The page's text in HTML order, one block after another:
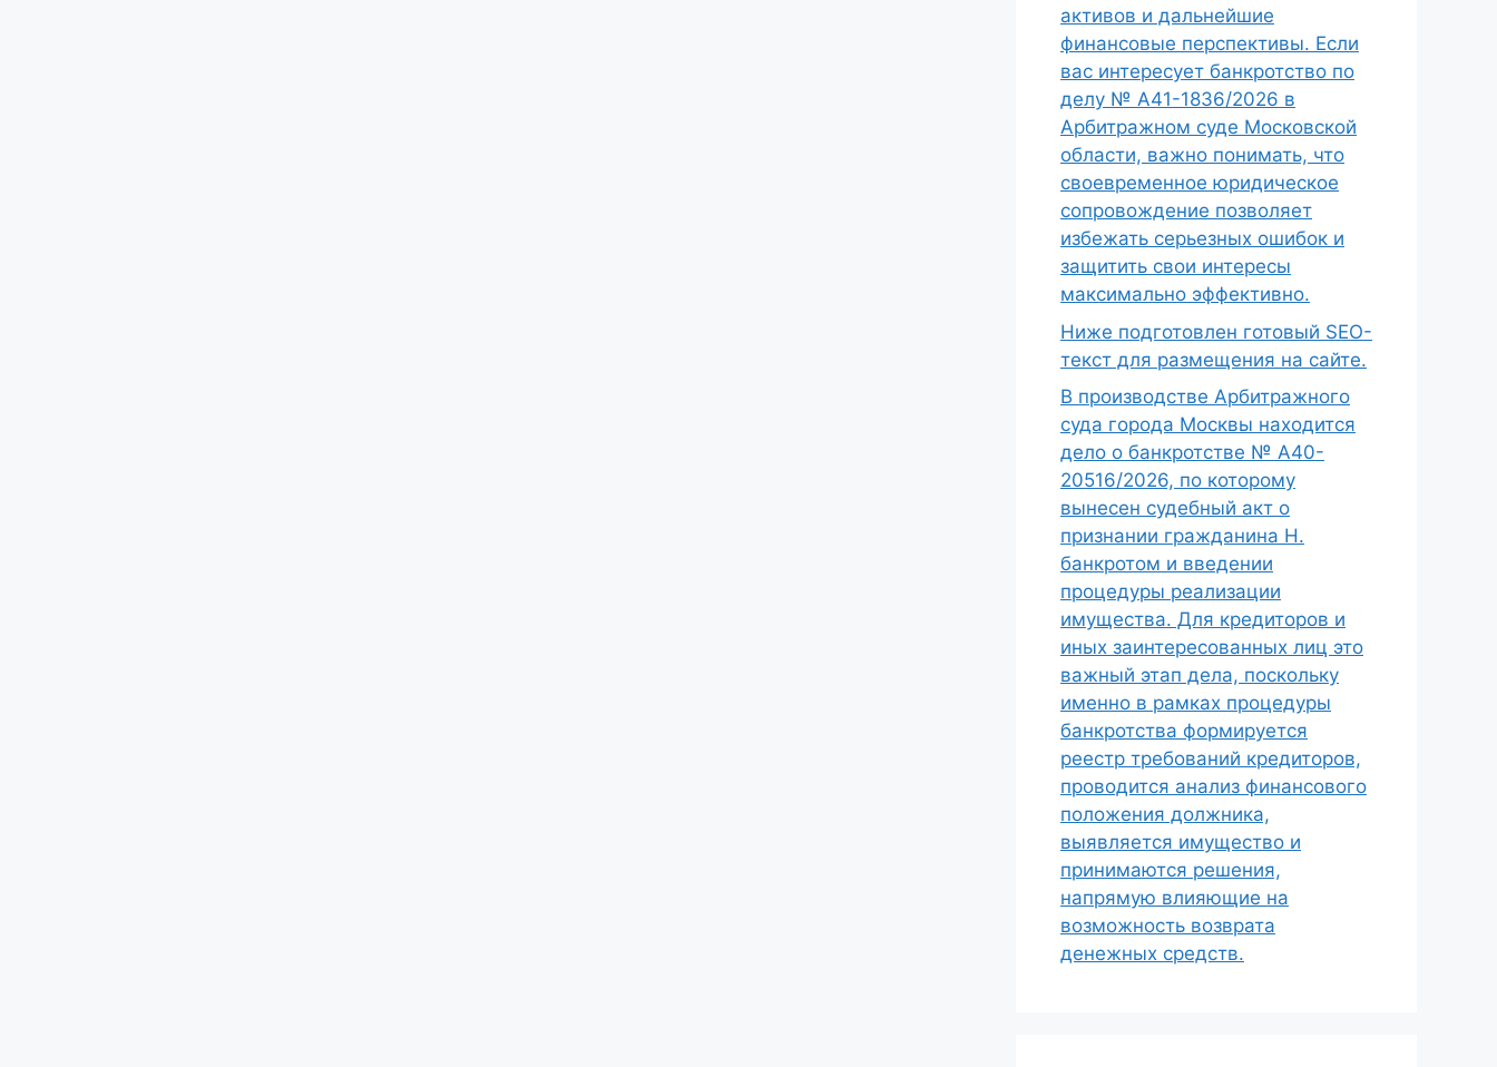
активов и дальнейшие
финансовые перспективы. Если
вас интересует банкротство по
делу № А41-1836/2026 в
Арбитражном суде Московской
области, важно понимать, что
своевременное юридическое
сопровождение позволяет
избежать серьезных ошибок и
защитить свои интересы
максимально эффективно.
Ниже подготовлен готовый SEO-
текст для размещения на сайте.
В производстве Арбитражного
суда города Москвы находится
дело о банкротстве № А40-
20516/2026, по которому
вынесен судебный акт о
признании гражданина Н.
банкротом и введении
процедуры реализации
имущества. Для кредиторов и
иных заинтересованных лиц это
важный этап дела, поскольку
именно в рамках процедуры
банкротства формируется
реестр требований кредиторов,
проводится анализ финансового
положения должника,
выявляется имущество и
принимаются решения,
напрямую влияющие на
возможность возврата
денежных средств.